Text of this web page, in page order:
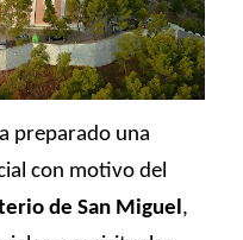
preparado una
con motivo del
de San Miguel ,